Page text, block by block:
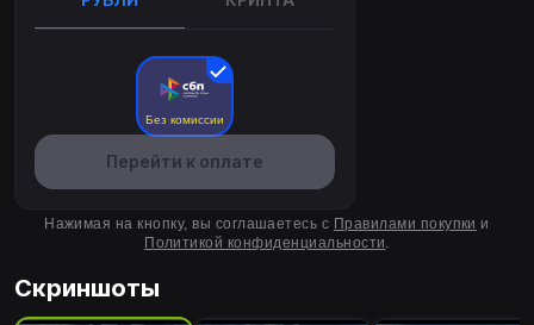
Без комиссии
Перейти к оплате
Нажимая на кнопку, вы соглашаетесь с Правилами покупки и
Политикой конфиденциальности.
Скриншоты